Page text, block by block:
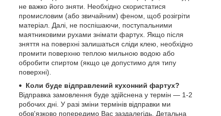
не важко його зняти. Необхідно скористатися
промисловим (або звичайним) феном, щоб розігріти
матеріал. Далі, не поспішаючи, поступальними
маятниковими рухами знімати фартух. Якщо після
зняття на поверхні залишаться сліди клею, необхідно
промити поверхню теплою мильною водою або
обробити спиртом (якщо це допустимо для типу
поверхні).
Коли буде відправлений кухонний фартух?
Відправка замовлення буде здійснена у термін — 1-2
робочих дні. У разі зміни термінів відправки ми
обов'язково попередимо Вас заздалегідь. Детальна